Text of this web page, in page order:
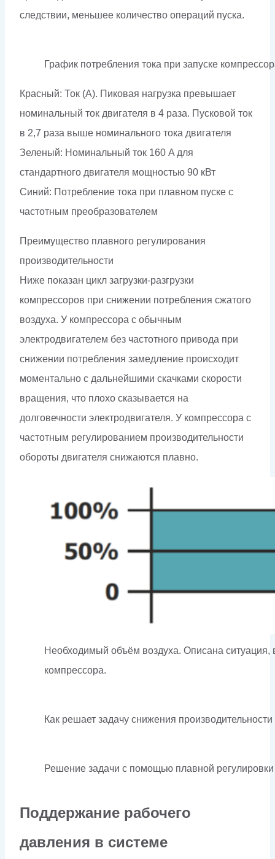
следствии, меньшее количество операций пуска.
График потребления тока при запуске
Красный: Ток (А). Пиковая нагрузка превышает
номинальный ток двигателя в 4 раза. Пусковой ток
в 2,7 раза выше номинального тока двигателя
Зеленый: Номинальный ток 160 A для
стандартного двигателя мощностью 90 кВт
Синий: Потребление тока при плавном пуске с
частотным преобразователем
Преимущество плавного регулирования
производительности
Ниже показан цикл загрузки-разгрузки
компрессоров при снижении потребления сжатого
воздуха. У компрессора с обычным
электродвигателем без частотного привода при
снижении потребления замедление происходит
моментально с дальнейшими скачками скорости
вращения, что плохо сказывается на
долговечности электродвигателя. У компрессора с
частотным регулированием производительности
обороты двигателя снижаются плавно.
Необходимый объём воздуха. Описана ситуация,
компрессора.
Как решает задачу снижения
Решение задачи с помощью плавной регулировки
Поддержание рабочего
давления в системе